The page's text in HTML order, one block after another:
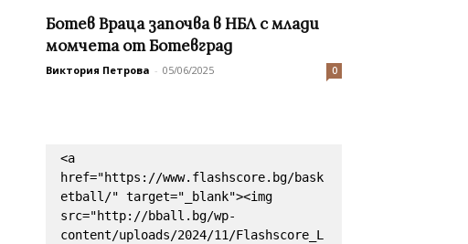
Ботев Враца започва в НБЛ с млади
момчета от Ботевград
Виктория Петрова - 05/06/2025 0
<a
href="https://www.flashscore.bg/bask
etball/" target="_blank"><img
src="http://bball.bg/wp-
content/uploads/2024/11/Flashscore_L